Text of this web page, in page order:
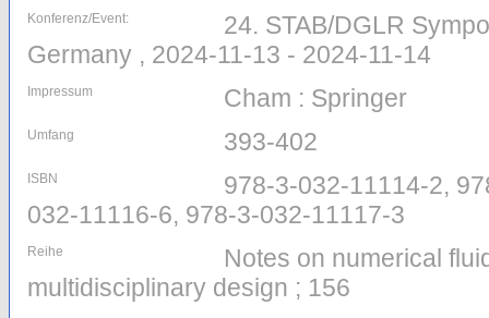
Konferenz/Event:
24. STAB/DGLR
Germany , 2024-11-13 - 2024-11-14
Impressum Cham : Springer
Umfang 393-402
ISBN
978-3-032-11114-2,
032-11116-6, 978-3-032-11117-3
Reihe
Notes on numerical
multidisciplinary design ; 156